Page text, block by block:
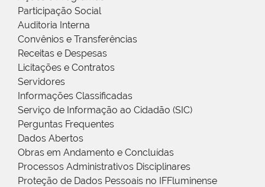
Participação Social
Auditoria Interna
Convênios e Transferências
Receitas e Despesas
Licitações e Contratos
Servidores
Informações Classificadas
Serviço de Informação ao Cidadão (SIC)
Perguntas Frequentes
Dados Abertos
Obras em Andamento e Concluídas
Processos Administrativos Disciplinares
Proteção de Dados Pessoais no IFFluminense